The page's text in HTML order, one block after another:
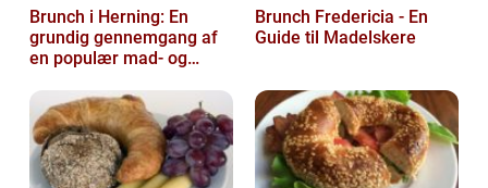
Brunch i Herning: En
grundig gennemgang af
en populær mad- og
Brunch Fredericia - En
Guide til Madelskere